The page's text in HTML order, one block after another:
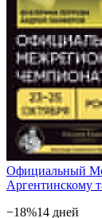
Официальный
Аргентинскому
−18%14 дней